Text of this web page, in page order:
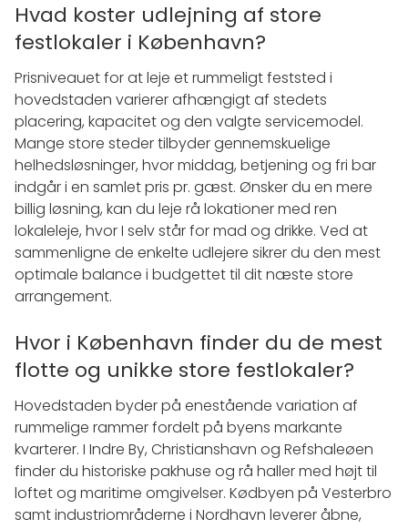
Hvad koster udlejning af store
festlokaler i København?
Prisniveauet for at leje et rummeligt feststed i
hovedstaden varierer afhængigt af stedets
placering, kapacitet og den valgte servicemodel.
Mange store steder tilbyder gennemskuelige
helhedsløsninger, hvor middag, betjening og fri bar
indgår i en samlet pris pr. gæst. Ønsker du en mere
billig løsning, kan du leje rå lokationer med ren
lokaleleje, hvor I selv står for mad og drikke. Ved at
sammenligne de enkelte udlejere sikrer du den mest
optimale balance i budgettet til dit næste store
arrangement.
Hvor i København finder du de mest
flotte og unikke store festlokaler?
Hovedstaden byder på enestående variation af
rummelige rammer fordelt på byens markante
kvarterer. I Indre By, Christianshavn og Refshaleøen
finder du historiske pakhuse og rå haller med højt til
loftet og maritime omgivelser. Kødbyen på Vesterbro
samt industriområderne i Nordhavn leverer åbne,